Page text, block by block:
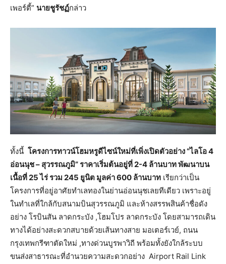
เพอร์ตี้” นายชูรัชฏ์กล่าว
ทั้งนี้ โครงการทาวน์โฮมหรูดีไซน์ใหม่ที่เพิ่งเปิดตัวอย่าง “ไลโอ4
อ่อนนุช – สุวรรณภูมิ” ราคาเริ่มต้นอยู่ที่ 2-4 ล้านบาท พัฒนาบน
เนื้อที่ 25 ไร่ รวม 245 ยูนิต มูลค่า 600 ล้านบาท เรียกว่าเป็น
โครงการที่อยู่อาศัยทำเลทองในย่านอ่อนนุชเลยทีเดียว เพราะอยู่
ในทำเลที่ใกล้กับสนามบินสุวรรณภูมิ และห้างสรรพสินค้าชื่อดัง
อย่าง โรบินสัน ลาดกระบัง ,โฮมโปร ลาดกระบัง โดยสามารถเดิน
ทางได้อย่างสะดวกสบายด้วยเส้นทางสาย มอเตอร์เวย์, ถนน
กรุงเทพกรีฑาตัดใหม่ ,ทางด่วนบูรพาวิถี พร้อมทั้งยังใกล้ระบบ
ขนส่งสาธารณะที่อำนวยความสะดวกอย่าง Airport Rail Link